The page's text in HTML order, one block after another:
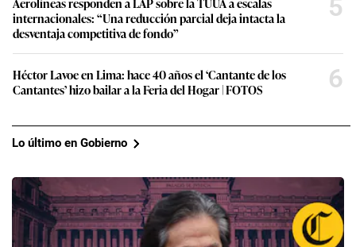
internacionales: “Una reducción parcial deja intacta la
desventaja competitiva de fondo”
5
Héctor Lavoe en Lima: hace 40 años el ‘Cantante de los
Cantantes’ hizo bailar a la Feria del Hogar | FOTOS
6
Lo último en Gobierno